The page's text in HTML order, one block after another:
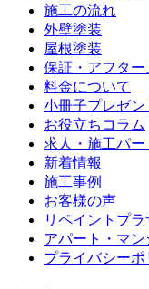
施工の流れ
外壁塗装
屋根塗装
保証・アフター
料金について
小冊子プレゼン
お役立ちコラム
求人・施工パ
新着情報
施工事例
お客様の声
リペイントプラ
アパート・マ
プライバシーポ